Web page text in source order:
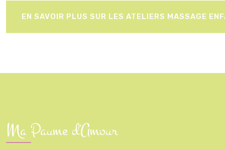
EN SAVOIR PLUS SUR LES ATELIERS MASSAGE
Ma Paume d'Amour